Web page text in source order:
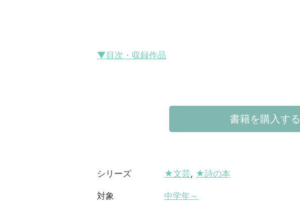
▼目次・収録作品
書籍を購入する
シリーズ ★文芸, ★詩の本
対象 中学年～